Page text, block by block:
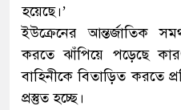
হয়েছে।’
ইউক্রেনের আন্তর্জাতিক
করতে ঝাঁপিয়ে পড়েছে
বাহিনীকে বিতাড়িত করতে
প্রস্তুত হচ্ছে।